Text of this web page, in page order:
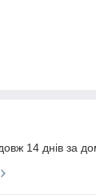
14 днів за